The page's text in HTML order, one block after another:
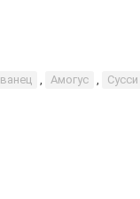
, Амогус , Сусси